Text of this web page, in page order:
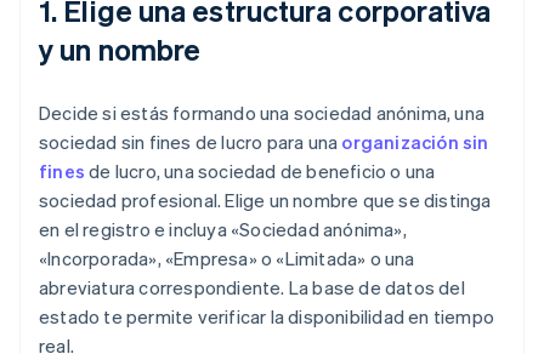
1. Elige una estructura corporativa
y un nombre
Decide si estás formando una sociedad anónima, una
sociedad sin fines de lucro para una organización sin
fines de lucro, una sociedad de beneficio o una
sociedad profesional. Elige un nombre que se distinga
en el registro e incluya «Sociedad anónima»,
«Incorporada», «Empresa» o «Limitada» o una
abreviatura correspondiente. La base de datos del
estado te permite verificar la disponibilidad en tiempo
real.